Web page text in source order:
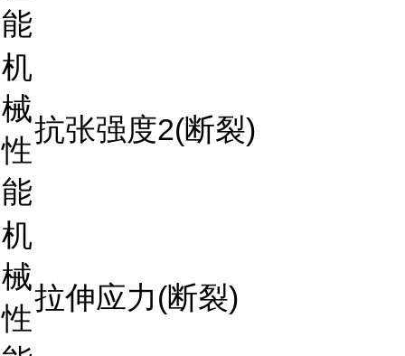
能
机
械
性
能
抗张强度2(断裂)
机
械
性
拉伸应力(断裂)